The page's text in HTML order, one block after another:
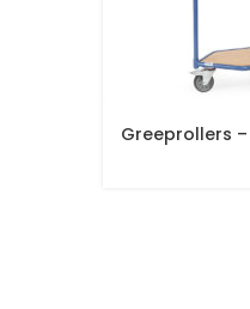
Greeprollers –